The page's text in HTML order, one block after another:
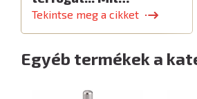
Tekintse meg a cikket
Egyéb termékek a